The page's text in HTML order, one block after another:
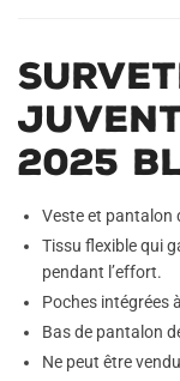
2025
Veste et pantalon
Tissu flexible qui
pendant l’effort.
Poches intégrées
Bas de pantalon
Ne peut être